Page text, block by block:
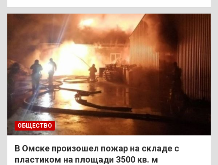
ОБЩЕСТВО
В Омске произошел пожар на складе с
пластиком на площади 3500 кв. м